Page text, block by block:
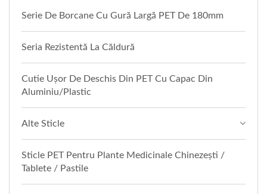
Serie De Borcane Cu Gură Largă PET De 180mm
Seria Rezistentă La Căldură
Cutie Ușor De Deschis Din PET Cu Capac Din
Aluminiu/plastic
Alte Sticle
Sticle PET Pentru Plante Medicinale Chinezești /
Tablete / Pastile